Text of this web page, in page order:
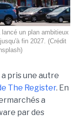
un plan ambitieux
fin 2027. (Crédit
pris une autre
The Register. En
a
par des